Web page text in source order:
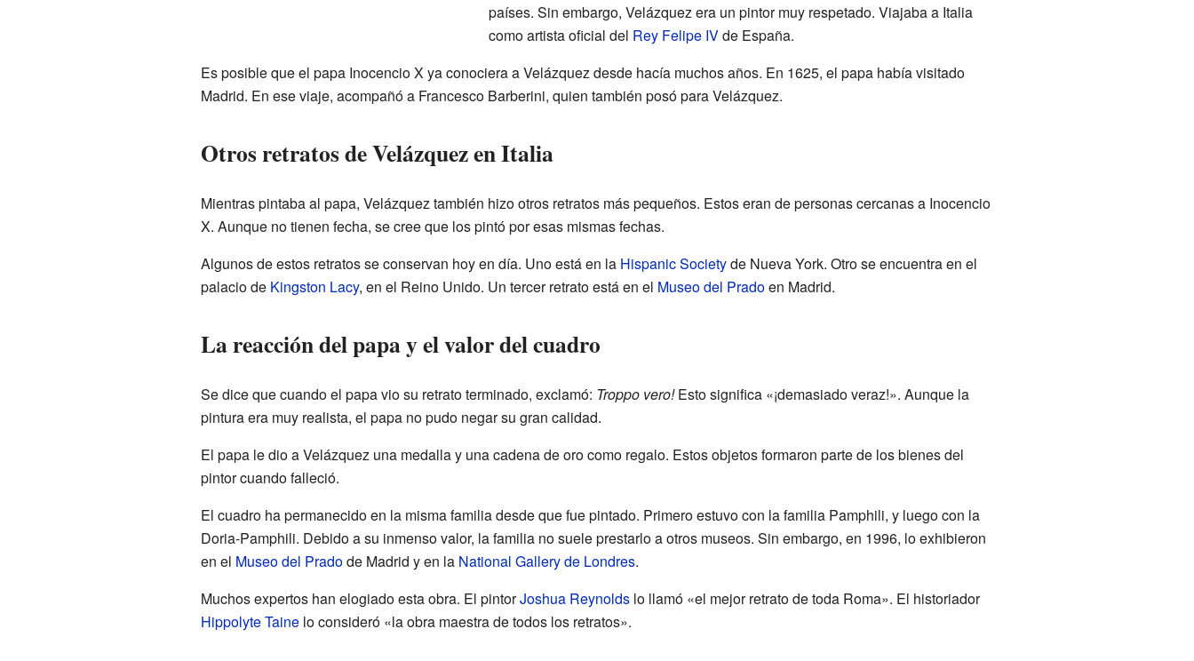
países. Sin embargo, Velázquez era un pintor muy respetado. Viajaba a Italia
como artista oficial del Rey Felipe IVde España.
Es posible que el papa Inocencio X ya conociera a Velázquez desde hacía muchos años. En 1625, el papa había visitado
Madrid. En ese viaje, acompañó a Francesco Barberini, quien también posó para Velázquez.
Otros retratos de Velázquez en Italia
Mientras pintaba al papa, Velázquez también hizo otros retratos más pequeños. Estos eran de personas cercanas a Inocencio
X. Aunque no tienen fecha, se cree que los pintó por esas mismas fechas.
Algunos de estos retratos se conservan hoy en día. Uno está en la Hispanic Societyde Nueva York. Otro se encuentra en el
palacio de Kingston Lacy, en el Reino Unido. Un tercer retrato está en el Museo del Pradoen Madrid.
La reacción del papa y el valor del cuadro
Se dice que cuando el papa vio su retrato terminado, exclamó: Troppo vero!Esto significa «¡demasiado veraz!». Aunque la
pintura era muy realista, el papa no pudo negar su gran calidad.
El papa le dio a Velázquez una medalla y una cadena de oro como regalo. Estos objetos formaron parte de los bienes del
pintor cuando falleció.
El cuadro ha permanecido en la misma familia desde que fue pintado. Primero estuvo con la familia Pamphili, y luego con la
Doria-Pamphili. Debido a su inmenso valor, la familia no suele prestarlo a otros museos. Sin embargo, en 1996, lo exhibieron
en el Museo del Pradode Madrid y en la National Gallery de Londres.
Muchos expertos han elogiado esta obra. El pintorJoshua Reynoldslo llamó «el mejor retrato de toda Roma». El historiador
Hippolyte Tainelo consideró «la obra maestra de todos los retratos».